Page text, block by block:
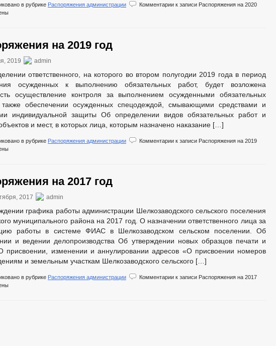
в рубрике Распоряжения администрации Комментарии к записи Распоряжения на 2020
на 2019 год
2019 admin
ответственного, на которого во втором полугодии 2019 года в период
осужденных к выполнению обязательных работ, будет возложена
осуществление контроля за выполнением осужденными обязательных
обеспечении осужденных спецодеждой, смывающими средствами и
индивидуальной защиты Об определении видов обязательных работ и
и мест, в которых лица, которым назначено наказание […]
в рубрике Распоряжения администрации Комментарии к записи Распоряжения на 2019
на 2017 год
2017 admin
графика работы администрации Шелкозаводского сельского поселения
муниципального района на 2017 год. О назначении ответственного лица за
работы в системе ФИАС в Шелкозаводском сельском поселении. Об
и ведении делопроизводства Об утверждении новых образцов печати и
присвоении, изменении и аннулировании адресов «О присвоении номеров
и земельным участкам Шелкозаводского сельского […]
в рубрике Распоряжения администрации Комментарии к записи Распоряжения на 2017